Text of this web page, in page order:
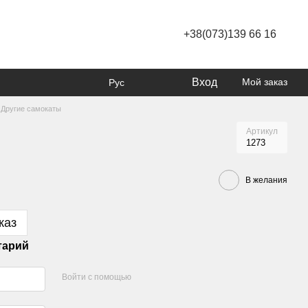
+38(073)139 66 16
Рус Вход Мой заказ
Другие самокаты
Артикул
1273
В желания
Войти с помощью